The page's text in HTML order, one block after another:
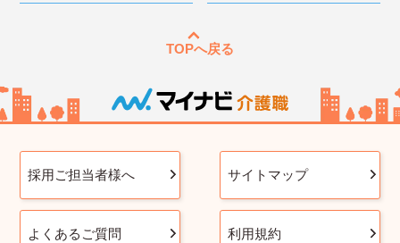
TOPへ戻る
採用ご担当者様へ サイトマップ
よくあるご質問 利用規約